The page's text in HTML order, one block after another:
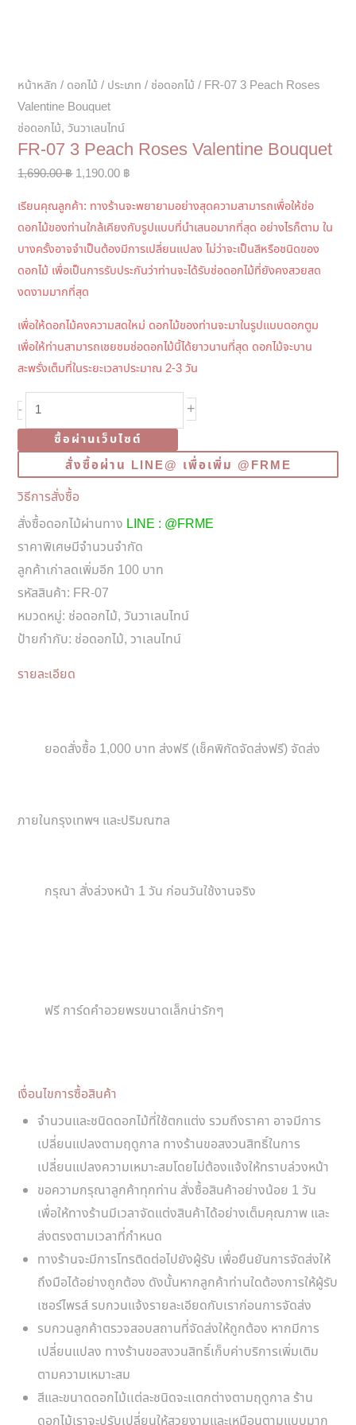
หน้าหลัก / ดอกไม้ / ประเภท / ช่อดอกไม้ / FR-07 3 Peach Roses
Valentine Bouquet
ช่อดอกไม้,วันวาเลนไทน์
FR-07 3 Peach Roses Valentine Bouquet
1,690.00฿ Original
1,190.00 ฿
1,190.00 ฿.
เรียนคุณลูกค้า: ทางร้านจะพยายามอย่างสุดความสามารถเพื่อให้ช่อ
ดอกไม้ของท่านใกล้เคียงกับรูปแบบที่นำเสนอมากที่สุด อย่างไรก็ตาม ใน
บางครั้งอาจจำเป็นต้องมีการเปลี่ยนแปลง ไม่ว่าจะเป็นสีหรือชนิดของ
ดอกไม้ เพื่อเป็นการรับประกันว่าท่านจะได้รับช่อดอกไม้ที่ยังคงสวยสด
งดงามมากที่สุด
เพื่อให้ดอกไม้คงความสดใหม่ ดอกไม้ของท่านจะมาในรูปแบบดอกตูม
เพื่อให้ท่านสามารถเชยชมช่อดอกไม้นี้ได้ยาวนานที่สุด ดอกไม้จะบาน
สะพรั่งเต็มที่ในระยะเวลาประมาณ 2-3 วัน
-
จำนวน
Peach
Valentine
Bouquet
ชิ้น
+
ซื้อผ่านเว็บไซต์
สั่งซื้อผ่าน LINE@ เพื่อเพิ่ม @FRME
วิธีการสั่งซื้อ
สั่งซื้อดอกไม้ผ่านทาง LINE : @FRME
ราคาพิเศษมีจำนวนจำกัด
ลูกค้าเก่าลดเพิ่มอีก 100 บาท
รหัสสินค้า: FR-07
หมวดหมู่: ช่อดอกไม้, วันวาเลนไทน์
ป้ายกำกับ: ช่อดอกไม้, วาเลนไทน์
รายละเอียด
ยอดสั่งซื้อ 1,000 บาท ส่งฟรี (เช็คพิกัดจัดส่งฟรี) จัดส่ง
ภายในกรุงเทพฯ และปริมณฑล
กรุณา สั่งล่วงหน้า 1 วัน ก่อนวันใช้งานจริง
ฟรี การ์ดคำอวยพรขนาดเล็กน่ารักๆ
เงื่อนไขการซื้อสินค้า
จำนวนและชนิดดอกไม้ที่ใช้ตกแต่ง รวมถึงราคา อาจมีการ
เปลี่ยนแปลงตามฤดูกาล ทางร้านขอสงวนสิทธิ์ในการ
เปลี่ยนแปลงความเหมาะสมโดยไม่ต้องแจ้งให้ทราบล่วงหน้า
ขอความกรุณาลูกค้าทุกท่าน สั่งซื้อสินค้าอย่างน้อย 1 วัน
เพื่อให้ทางร้านมีเวลาจัดแต่งสินค้าได้อย่างเต็มคุณภาพ และ
ส่งตรงตามเวลาที่กำหนด
ทางร้านจะมีการโทรติดต่อไปยังผู้รับ เพื่อยืนยันการจัดส่งให้
ถึงมือได้อย่างถูกต้อง ดังนั้นหากลูกค้าท่านใดต้องการให้ผู้รับ
เซอร์ไพรส์ รบกวนแจ้งรายละเอียดกับเราก่อนการจัดส่ง
รบกวนลูกค้าตรวจสอบสถานที่จัดส่งให้ถูกต้อง หากมีการ
เปลี่ยนแปลง ทางร้านขอสงวนสิทธิ์เก็บค่าบริการเพิ่มเติม
ตามความเหมาะสม
สีและขนาดดอกไม้เเต่ละชนิดจะเเตกต่างตามฤดูกาล ร้าน
ดอกไม้เราจะปรับเปลี่ยนให้สวยงามและเหมือนตามแบบมาก